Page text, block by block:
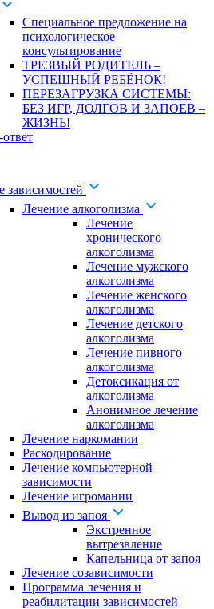
Специальное предложение на
психологическое
консультирование
ТРЕЗВЫЙ РОДИТЕЛЬ –
УСПЕШНЫЙ РЕБЁНОК!
ПЕРЕЗАГРУЗКА СИСТЕМЫ:
БЕЗ ИГР, ДОЛГОВ И ЗАПОЕВ –
ЖИЗНЬ!
зависимостей
Лечение алкоголизма
Лечение
хронического
алкоголизма
Лечение мужского
алкоголизма
Лечение женского
алкоголизма
Лечение детского
алкоголизма
Лечение пивного
алкоголизма
Детоксикация от
алкоголизма
Анонимное лечение
алкоголизма
Лечение наркомании
Раскодирование
Лечение компьютерной
зависимости
Лечение игромании
Вывод из запоя
Экстренное
вытрезвление
Капельница от запоя
Лечение созависимости
Программа лечения и
реабилитации зависимостей